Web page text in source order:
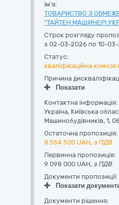
Ім'я:
ТОВАРИСТВО З
"ТАЙТЕН МАШИНЕРІ
Строк розгляду
з 02-03-2026 по 10-
Статус:
кваліфікаційна
Причина
Показати
Контактна інформація:
Україна, Київська
Машинобудівників, 1,
Остаточна пропозиція:
8 554 500 UAH, з ПДВ
Первинна пропозиція:
9 098 000 UAH, з ПДВ
Документи пропозиції:
Показати
Документи рішення: